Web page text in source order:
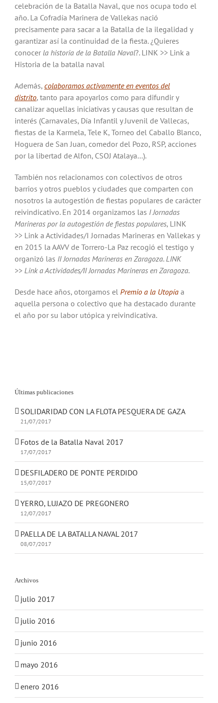
celebración de la Batalla Naval, que nos ocupa todo el
año. La Cofradía Marinera de Vallekas nació
precisamente para sacar a la Batalla de la ilegalidad y
garantizar así la continuidad de la fiesta. ¿Quieres
conocer la historia de la Batalla Naval?. LINK >> Link a
Historia de la batalla naval
Además, colaboramos activamente en eventos del
distrito, tanto para apoyarlos como para difundir y
canalizar aquellas iniciativas y causas que resultan de
interés (Carnavales, Día Infantil y Juvenil de Vallecas,
fiestas de la Karmela, Tele K, Torneo del Caballo Blanco,
Hoguera de San Juan, comedor del Pozo, RSP, acciones
por la libertad de Alfon, CSOJ Atalaya…).
También nos relacionamos con colectivos de otros
barrios y otros pueblos y ciudades que comparten con
nosotros la autogestión de fiestas populares de carácter
reivindicativo. En 2014 organizamos las I Jornadas
Marineras por la autogestión de fiestas populares, LINK
>> Link a Actividades/I Jornadas Marineras en Vallekas y
en 2015 la AAVV de Torrero-La Paz recogió el testigo y
organizó las II Jornadas Marineras en Zaragoza.LINK
>> Link a Actividades/II Jornadas Marineras en Zaragoza.
Desde hace años, otorgamos el Premio a la Utopía a
aquella persona o colectivo que ha destacado durante
el año por su labor utópica y reivindicativa.
Últimas publicaciones
SOLIDARIDAD CON LA FLOTA PESQUERA DE GAZA
21/07/2017
Fotos de la Batalla Naval 2017
17/07/2017
DESFILADERO DE PONTE PERDIDO
15/07/2017
YERRO, LUJAZO DE PREGONERO
12/07/2017
PAELLA DE LA BATALLA NAVAL 2017
08/07/2017
Archivos
julio 2017
julio 2016
junio 2016
mayo 2016
enero 2016